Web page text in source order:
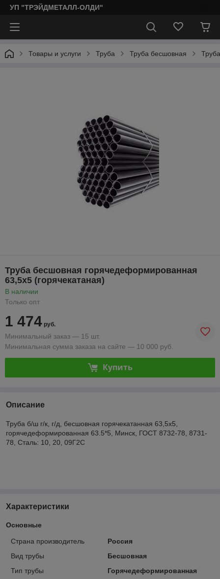
УП "ТРЭЙДМЕТАЛЛ-ОЛДИ"
Товары и услуги Труба Труба бесшовная
Труба бесшовная горячедеформированная
63,5х5 (горячекатаная)
В наличии
Только опт
1 474 руб.
Минимальный заказ — 15 шт.
Минимальная сумма заказа на сайте — 10 000 руб.
Купить
Описание
Труба б/ш г/к, г/д, бесшовная горячекатанная 63,5х5,
горячедеформированная 63.5*5, Минск, ГОСТ 8732-78, 8731-
78, Сталь: 10, 20, 09Г2С
Характеристики
Основные
Страна производитель
Россия
Вид трубы
Бесшовная
Тип трубы
Горячедеформированная